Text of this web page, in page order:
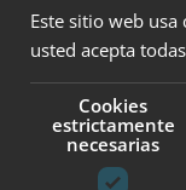
tendrás más
En el caso de
más
Este sitio web
usted acepta
Cookies
estrictamente
necesarias